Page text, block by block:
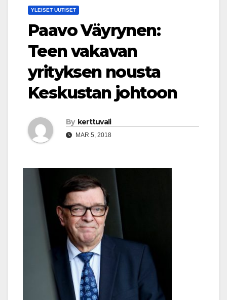
YLEISET UUTISET
Paavo Väyrynen:
Teen vakavan
yrityksen nousta
Keskustan johtoon
By kerttuvali
MAR 5, 2018